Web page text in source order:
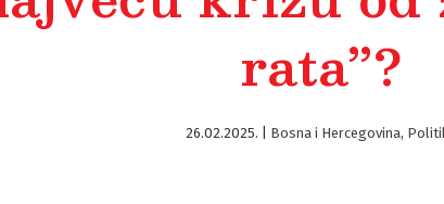
rata”?
26.02.2025. Bosna i Hercegovina,